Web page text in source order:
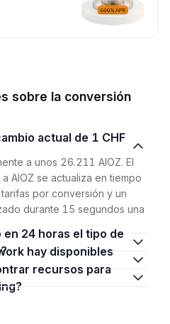
sobre la conversión
a unos 26.211 AIOZ. El
AIOZ se actualiza en tiempo
por conversión y un
durante 15 segundos una